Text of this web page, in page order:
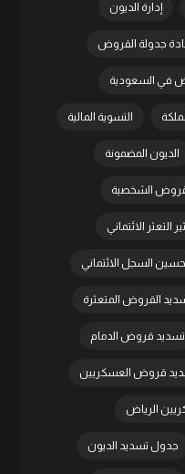
إدارة الديون
جدولة القروض
في السعودية
التسوية المالية
الديون المضمونة
الشخصية
التعثر الائتماني
السجل الائتماني
القروض المتعثرة
تسديد قروض الدمام
قروض العسكريين
الرياض
جدول تسديد الديون